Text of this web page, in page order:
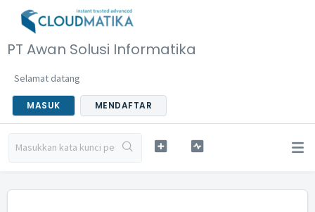
PT Awan Solusi Informatika
Selamat datang
MASUK MENDAFTAR